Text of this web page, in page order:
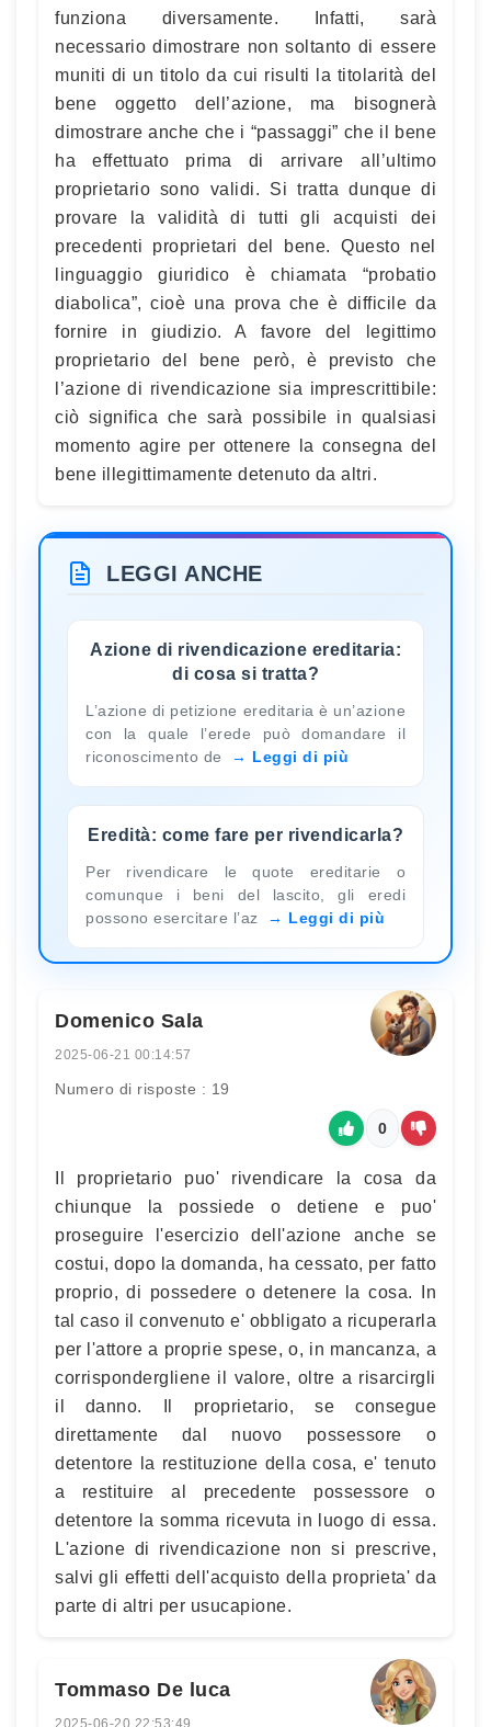
funziona diversamente. Infatti, sarà
necessario dimostrare non soltanto di essere
muniti di un titolo da cui risulti la titolarità del
bene oggetto dell’azione, ma bisognerà
dimostrare anche che i “passaggi” che il bene
ha effettuato prima di arrivare all’ultimo
proprietario sono validi. Si tratta dunque di
provare la validità di tutti gli acquisti dei
precedenti proprietari del bene. Questo nel
linguaggio giuridico è chiamata “probatio
diabolica”, cioè una prova che è difficile da
fornire in giudizio. A favore del legittimo
proprietario del bene però, è previsto che
l’azione di rivendicazione sia imprescrittibile:
ciò significa che sarà possibile in qualsiasi
momento agire per ottenere la consegna del
bene illegittimamente detenuto da altri.
LEGGI ANCHE
Azione di rivendicazione ereditaria:
di cosa si tratta?
L’azione di petizione ereditaria è un’azione
con la quale l’erede può domandare il
riconoscimento de
Leggi di più
Eredità: come fare per rivendicarla?
Per rivendicare le quote ereditarie o
comunque i beni del lascito, gli eredi
possono esercitare l’az
Leggi di più
Domenico Sala
2025-06-21 00:14:57
Numero di risposte : 19
0
Il proprietario puo' rivendicare la cosa da
chiunque la possiede o detiene e puo'
proseguire l'esercizio dell'azione anche se
costui, dopo la domanda, ha cessato, per fatto
proprio, di possedere o detenere la cosa. In
tal caso il convenuto e' obbligato a ricuperarla
per l'attore a proprie spese, o, in mancanza, a
corrispondergliene il valore, oltre a risarcirgli
il danno. Il proprietario, se consegue
direttamente dal nuovo possessore o
detentore la restituzione della cosa, e' tenuto
a restituire al precedente possessore o
detentore la somma ricevuta in luogo di essa.
L'azione di rivendicazione non si prescrive,
salvi gli effetti dell'acquisto della proprieta' da
parte di altri per usucapione.
Tommaso De luca
2025-06-20 22:53:49